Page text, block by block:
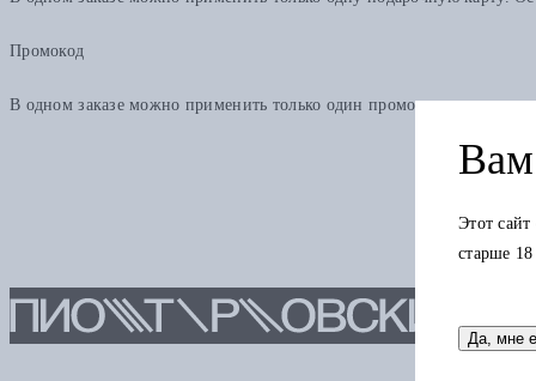
Промокод
В одном заказе можно применить только один промокод
Вам
Этот сайт
старше
Да, мне